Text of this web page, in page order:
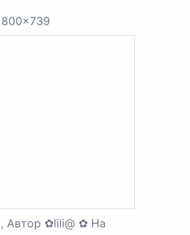
800x739
Автор ✿lili@ ✿ На